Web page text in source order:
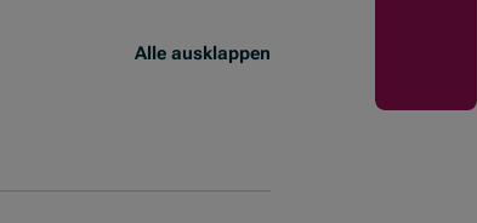
Alle ausklappen